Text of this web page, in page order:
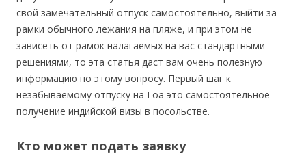
свой замечательный отпуск самостоятельно, выйти за
рамки обычного лежания на пляже, и при этом не
зависеть от рамок налагаемых на вас стандартными
решениями, то эта статья даст вам очень полезную
информацию по этому вопросу. Первый шаг к
незабываемому отпуску на Гоа это самостоятельное
получение индийской визы в посольстве.
Кто может подать заявку